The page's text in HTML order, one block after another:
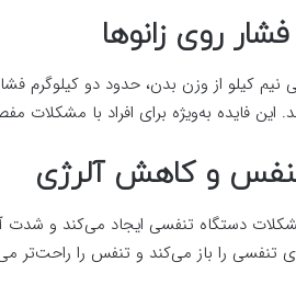
روی زانوها
کیلو از وزن بدن، حدود دو کیلوگرم
این فایده به‌ویژه برای افراد با مشکلات
و کاهش آلرژی
دستگاه تنفسی ایجاد می‌کند و شدت
تنفسی را باز می‌کند و تنفس را راحت‌تر